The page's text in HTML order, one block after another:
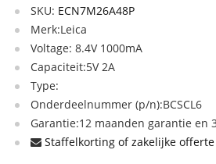
SKU: ECN7M26A48P
Merk:Leica
Voltage: 8.4V 1000mA
Capaciteit:5V 2A
Type:
Onderdeelnummer (p/n):BCSCL6
Garantie:12 maanden garantie en
Staffelkorting of zakelijke